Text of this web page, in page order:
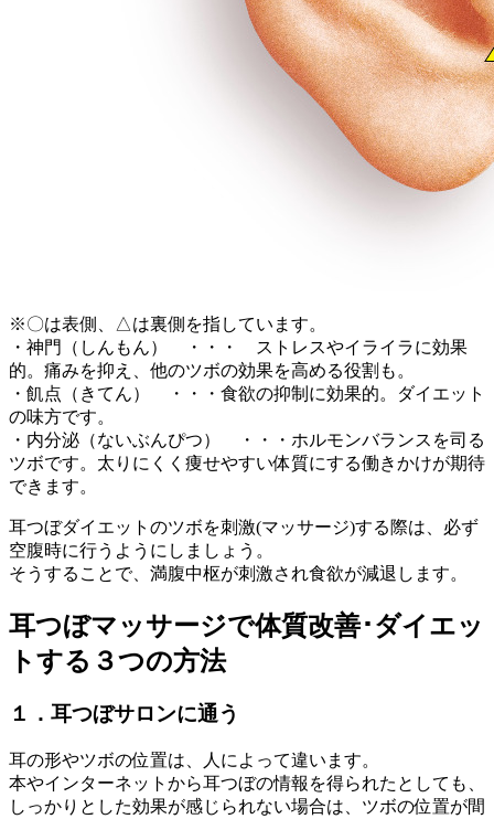
※〇は表側、△は裏側を指しています。
・神門（しんもん） ・・・ ストレスやイライラに効果
的。痛みを抑え、他のツボの効果を高める役割も。
・飢点（きてん） ・・・食欲の抑制に効果的。ダイエット
の味方です。
・内分泌（ないぶんぴつ） ・・・ホルモンバランスを司る
ツボです。太りにくく痩せやすい体質にする働きかけが期待
できます。
耳つぼダイエットのツボを刺激(マッサージ)する際は、必ず
空腹時に行うようにしましょう。
そうすることで、満腹中枢が刺激され食欲が減退します。
耳つぼマッサージで体質改善･ダイエッ
トする３つの方法
１．耳つぼサロンに通う
耳の形やツボの位置は、人によって違います。
本やインターネットから耳つぼの情報を得られたとしても、
しっかりとした効果が感じられない場合は、ツボの位置が間